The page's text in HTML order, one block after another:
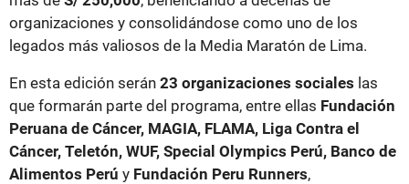
organizaciones y consolidándose como uno de los
legados más valiosos de la Media Maratón de Lima.
En esta edición serán 23 organizaciones sociales las
que formarán parte del programa, entre ellas Fundación
Peruana de Cáncer, MAGIA, FLAMA, Liga Contra el
Cáncer, Teletón, WUF, Special Olympics Perú, Banco de
Alimentos Perú y Fundación Peru Runners,